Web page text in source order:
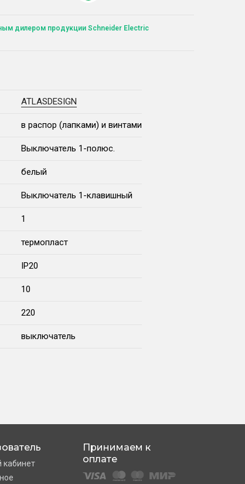
дилером продукции Schneider Electric
ATLASDESIGN
в распор (лапками) и винтами
Выключатель 1-полюс.
белый
Выключатель 1-клавишный
1
термопласт
IP20
10
220
выключатель
кабинет
Принимаем к
оплате